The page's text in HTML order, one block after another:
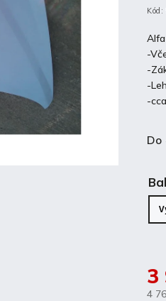
Kód:
-
-
-
-
Do
3
4